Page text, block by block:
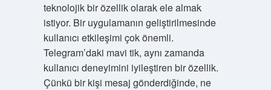
teknolojik bir özellik olarak ele almak
istiyor. Bir uygulamanın geliştirilmesinde
kullanıcı etkileşimi çok önemli.
Telegram’daki mavi tik, aynı zamanda
kullanıcı deneyimini iyileştiren bir özellik.
Çünkü bir kişi mesaj gönderdiğinde, ne